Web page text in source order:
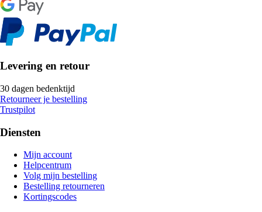
Levering en retour
30 dagen bedenktijd
Retourneer je bestelling
Trustpilot
Diensten
Mijn account
Helpcentrum
Volg mijn bestelling
Bestelling retourneren
Kortingscodes